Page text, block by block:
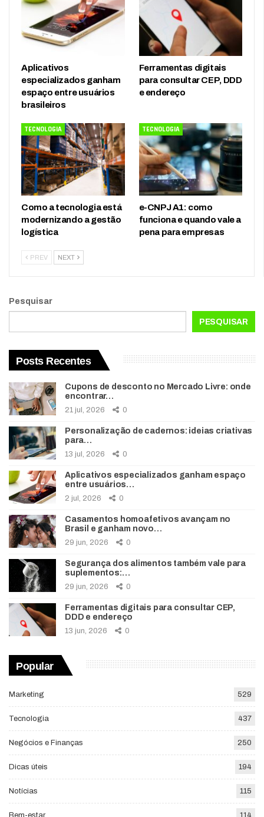
Aplicativos
especializados ganham
espaço entre usuários
brasileiros
Ferramentas digitais
para consultar CEP, DDD
e endereço
TECNOLOGIA
Como a tecnologia está
modernizando a gestão
logística
TECNOLOGIA
e-CNPJ A1: como
funciona e quando vale a
pena para empresas
PREV NEXT
Pesquisar
PESQUISAR
Posts Recentes
Cupons de desconto no Mercado Livre: onde
encontrar…
21 jul, 2026 0
Personalização de cadernos: ideias criativas
para…
13 jul, 2026 0
Aplicativos especializados ganham espaço
entre usuários…
2 jul, 2026 0
Casamentos homoafetivos avançam no
Brasil e ganham novo…
29 jun, 2026 0
Segurança dos alimentos também vale para
suplementos:…
29 jun, 2026 0
Ferramentas digitais para consultar CEP,
DDD e endereço
13 jun, 2026 0
Popular
Marketing 529
Tecnologia 437
Negócios e Finanças 250
Dicas úteis 194
Notícias 115
Bem-estar 114